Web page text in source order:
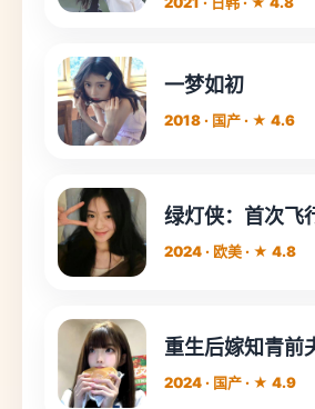
一梦如初
2018 · 国产 · ★ 4.6
绿灯侠：首次飞
2024 · 欧美 · ★ 4.8
重生后嫁知青前
2024 · 国产 · ★ 4.9